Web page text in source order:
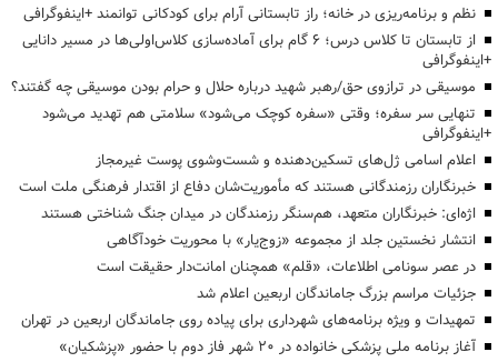
نظم و برنامه‌ریزی در خانه؛ راز تابستانی آرام برای کودکانی توانمند +اینفوگرافی
از تابستان تا کلاس درس؛ ۶ گام برای آماده‌سازی کلاس‌اولی‌ها در مسیر دانایی
+اینفوگرافی
موسیقی در ترازوی حق/رهبر شهید درباره حلال و حرام بودن موسیقی چه گفتند؟
تنهایی سر سفره؛ وقتی «سفره کوچک می‌شود» سلامتی هم تهدید می‌شود
+اینفوگرافی
اعلام اسامی ژل‌های تسکین‌دهنده و شست‌وشوی پوست غیرمجاز
خبرنگاران رزمندگانی هستند که مأموریت‌شان دفاع از اقتدار فرهنگی ملت است
اژه‌ای: خبرنگاران متعهد، هم‌سنگر رزمندگان در میدان جنگ شناختی هستند
انتشار نخستین جلد از مجموعه «زوج‌یار» با محوریت خودآگاهی
در عصر سونامی اطلاعات، «قلم» همچنان امانت‌دار حقیقت است
جزئیات مراسم بزرگ جاماندگان اربعین اعلام شد
تمهیدات و ویژه برنامه‌های شهرداری برای پیاده روی جاماندگان اربعین در تهران
آغاز برنامه ملی پزشکی خانواده در ۲۰ شهر فاز دوم با حضور «پزشکیان»